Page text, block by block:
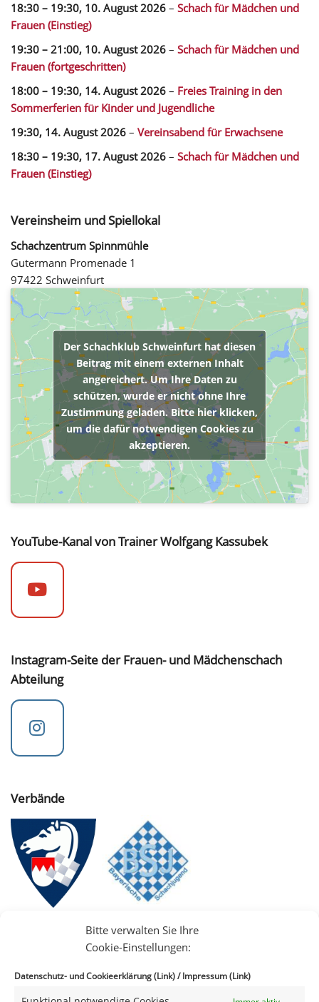
Bitte verwalten Sie Ihre
Cookie-Einstellungen:
Datenschutz- und Cookieerklärung (Link)/Impressum (Link)
18:30 – 19:30, 10. August 2026 – Schach für Mädchen und
Frauen (Einstieg)
19:30 – 21:00, 10. August 2026 – Schach für Mädchen und
Frauen (fortgeschritten)
18:00 – 19:30, 14. August 2026 – Freies Training in den
Sommerferien für Kinder und Jugendliche
19:30, 14. August 2026 – Vereinsabend für Erwachsene
18:30 – 19:30, 17. August 2026 – Schach für Mädchen und
Frauen (Einstieg)
Vereinsheim und Spiellokal
Schachzentrum Spinnmühle
Gutermann Promenade 1
97422 Schweinfurt
Der Schachklub Schweinfurt hat diesen
Beitrag mit einem externen Inhalt
angereichert. Um Ihre Daten zu
schützen, wurde er nicht ohne Ihre
Zustimmung geladen. Bitte hier klicken,
um die dafür notwendigen Cookies zu
akzeptieren.
YouTube-Kanal von Trainer Wolfgang Kassubek
Instagram-Seite der Frauen- und Mädchenschach
Abteilung
Verbände